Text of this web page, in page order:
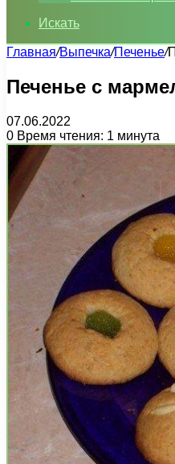
Искать
Главная/Выпечка/Печенье/
Печенье с
07.06.2022
0 Время чтения: 1 минута